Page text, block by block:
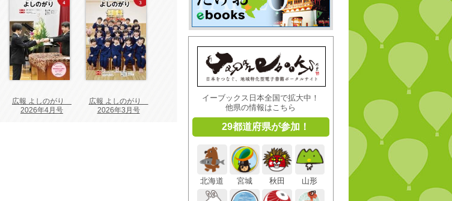
広報 よしのがり
2026年4月号
広報 よしのがり
2026年3月号
イーブックス日本全国で拡大中！
他県の情報はこちら
29都道府県が参加！
北海道 宮城 秋田 山形